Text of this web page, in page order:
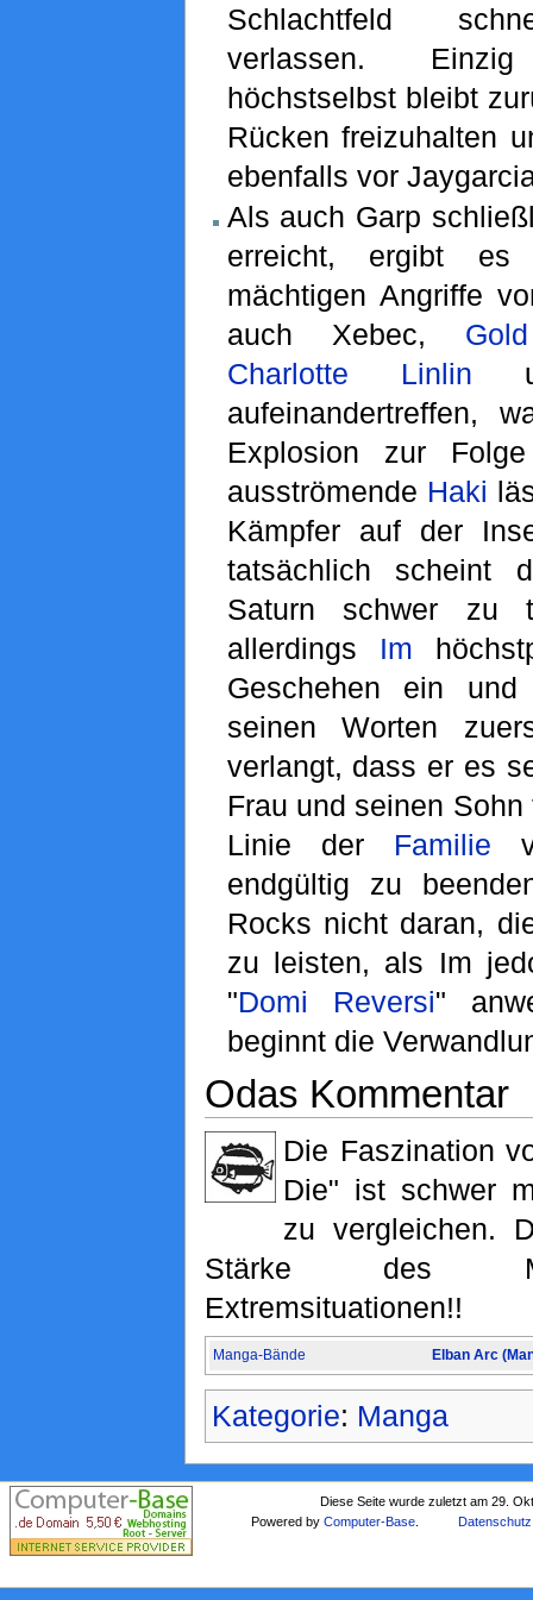
Schlachtfeld
verlassen.
höchstselbst bleibt
Rücken freizuhalten
ebenfalls vor
Als auch Garp
erreicht, ergibt
mächtigen Angriffe
auch Xebec,
Charlotte Linlin
aufeinandertreffen,
Explosion zur
ausströmende Haki
Kämpfer auf der
tatsächlich scheint
Saturn schwer zu
allerdings Im
Geschehen ein
seinen Worten
verlangt, dass er es
Frau und seinen
Linie der Familie
endgültig zu
Rocks nicht daran,
zu leisten, als Im
"Domi Reversi"
beginnt die
Odas Kommentar
Die Faszination
Die" ist schwer
zu vergleichen.
Stärke des
Extremsituationen!!
Manga-Bände Elban Arc
Kategorie: Manga
Diese Seite wurde zuletzt am 29.
Powered byComputer-Base Datenschutz